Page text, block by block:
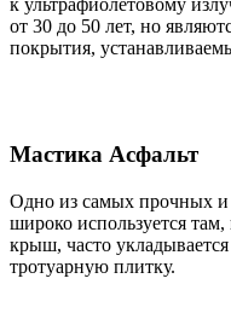
от 30 до 50 лет, но
покрытия,
Мастика Асфальт
Одно из самых прочных и
широко используется
крыш, часто
тротуарную плитку.